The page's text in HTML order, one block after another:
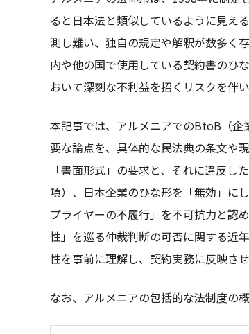
ると日本法と類似しているように見え
測し難い、独自の規定や解釈が数多く
内や他の国で使用している契約書のひ
おいて深刻な不利益を招くリスクを伴い
本記事では、アルメニアでのBtoB（企
要な論点を、具体的な民法典の条文や
「書面形式」の要求と、それに違反
項）、日本企業のひな形を「無効」に
プライヤーの不履行」を不可抗力と認
性」を巡る仲裁判断の可否に関する近
性を事前に理解し、契約実務に反映さ
なお、アルメニアの包括的な法制度の